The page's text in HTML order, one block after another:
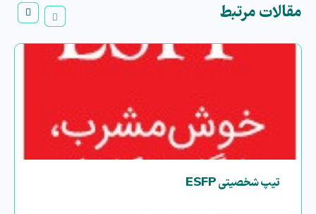
مقالات مرتبط
تیپ شخصیتی ESFP